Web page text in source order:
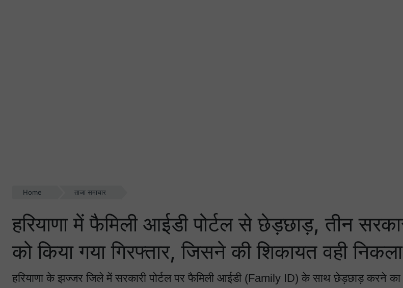
Home ताजा समाचार
हरियाणा में फैमिली आईडी पोर्टल से छेड़छाड़, तीन
को किया गया गिरफ्तार, जिसने की शिकायत वही
हरियाणा के झज्जर जिले में सरकारी पोर्टल पर फैमिली आईडी (Family ID) के साथ छेड़छाड़ करने का